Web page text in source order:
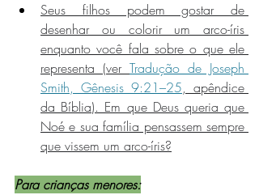
Seus filhos podem gostar de
desenhar ou colorir um arco-íris
enquanto você fala sobre o que ele
representa (ver Tradução de Joseph
Smith, Gênesis 9:21–25, apêndice
da Bíblia). Em que Deus queria que
Noé e sua família pensassem sempre
que vissem um arco-íris?
Para crianças menores: